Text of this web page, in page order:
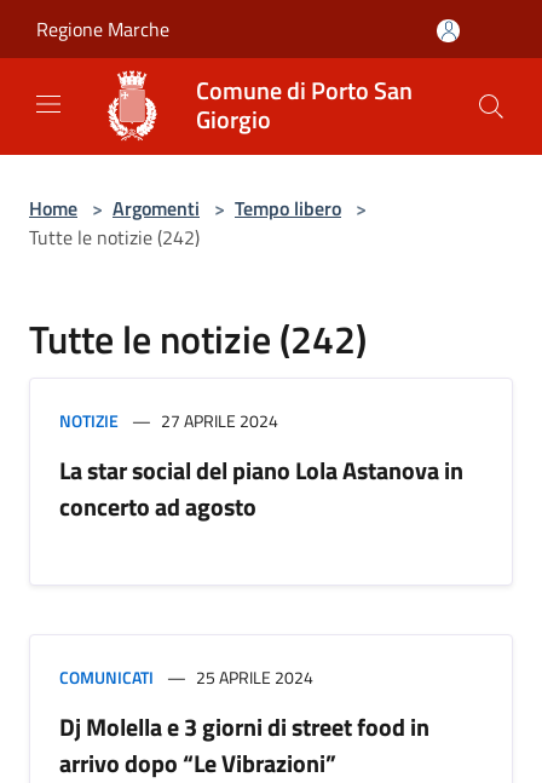
Regione Marche
Comune di Porto San
Giorgio
Home > Argomenti > Tempo libero >
Tutte le notizie (242)
Tutte le notizie (242)
NOTIZIE 27 APRILE 2024
La star social del piano Lola Astanova in
concerto ad agosto
COMUNICATI 25 APRILE 2024
Dj Molella e 3 giorni di street food in
arrivo dopo “Le Vibrazioni”